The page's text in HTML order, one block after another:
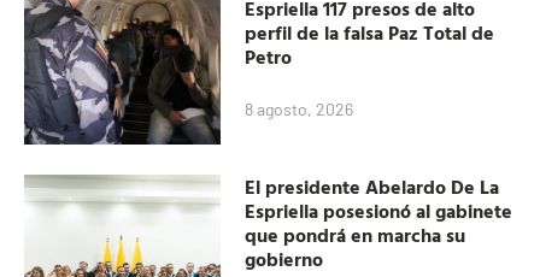
Espriella 117 presos de alto
perfil de la falsa Paz Total de
Petro
8 agosto, 2026
El presidente Abelardo De La
Espriella posesionó al gabinete
que pondrá en marcha su
gobierno